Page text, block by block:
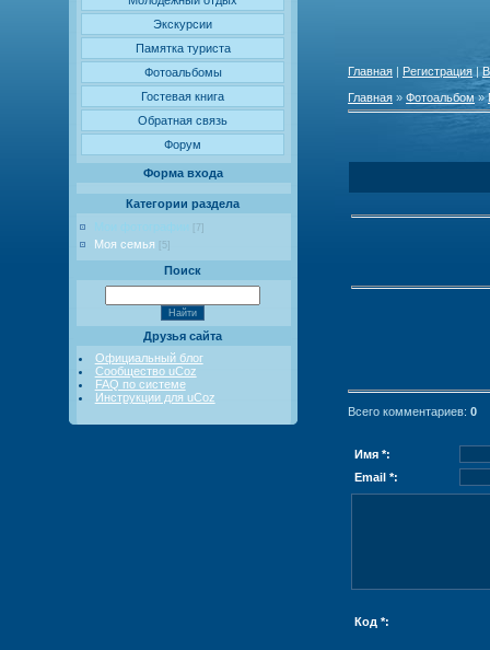
Экскурсии
Памятка туриста
Фотоальбомы
Гостевая книга
Обратная связь
Форум
Форма входа
Категории раздела
[7]
Моя семья [5]
Поиск
Друзья сайта
Официальный блог
Сообщество uCoz
FAQ по системе
Инструкции для uCoz
Главная | Регистрация |
Главная » Фотоальбом »
Всего комментариев: 0
Имя *:
Email *:
Код *: